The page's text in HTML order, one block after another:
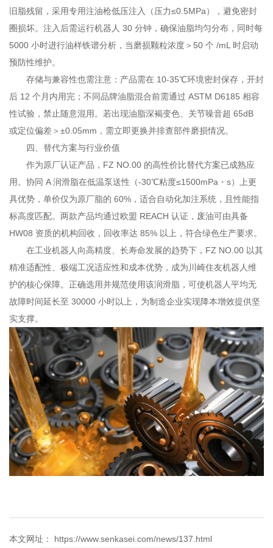
旧脂残留，采用专用注油枪低压注入（压力≤0.5MPa），避免密封
圈损坏。注入后需运行机器人 30 分钟，确保油脂均匀分布，同时每
5000 小时进行油样铁谱分析，当磨损颗粒浓度＞50 个 /mL 时启动
预防性维护。
存储与兼容性也需注意：产品需在 10-35℃环境密封保存，开封
后 12 个月内用完；不同品牌油脂混合前需通过 ASTM D6185 相容
性试验，禁止随意混用。若出现油脂深褐变色、关节噪音超 65dB
或定位偏差＞±0.05mm，需立即更换并排查部件磨损情况。
四、替代方案与行业价值
作为原厂认证产品，FZ NO.00 的高性价比替代方案已成熟应
用。协同 A 润滑脂在低温泵送性（-30℃粘度≤1500mPa・s）上更
具优势，单价仅为原厂脂的 60%，适合自动化加注系统，且性能指
标高度匹配。两款产品均通过欧盟 REACH 认证，废油可由具备
HW08 资质的机构回收，回收率达 85% 以上，符合绿色生产要求。
在工业机器人向高精度、长寿命发展的趋势下，FZ NO.00 以其
精准适配性、极端工况适应性和成本优势，成为川崎住友机器人维
护的核心保障。正确选用并规范使用该润滑脂，可使机器人平均无
故障时间延长至 30000 小时以上，为制造企业实现降本增效提供坚
实支撑。
本文网址： https://www.senkasei.com/news/137.html